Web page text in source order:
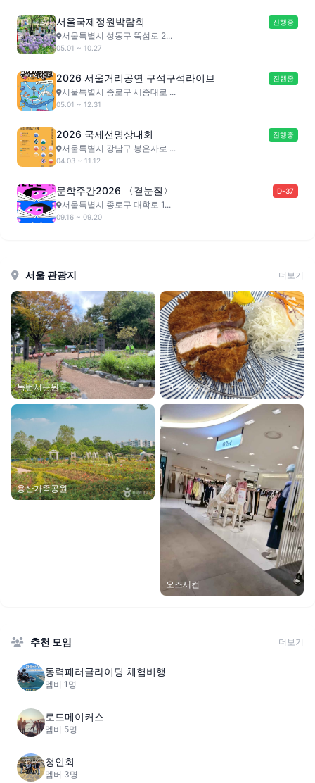
서울국제정원박람회 진행중
서울특별시 성동구 뚝섬로 2...
05.01 ~ 10.27
2026 서울거리공연 구석구석라이브 진행중
서울특별시 종로구 세종대로 ...
05.01 ~ 12.31
2026 국제선명상대회 진행중
서울특별시 강남구 봉은사로 ...
04.03 ~ 11.12
문학주간2026 〈곁눈질〉 D-37
서울특별시 종로구 대학로 1...
09.16 ~ 09.20
서울 관광지 더보기
녹번서공원 고운 돈카츠
용산가족공원
오즈세컨
추천 모임 더보기
동력패러글라이딩 체험비행
멤버 1명
로드메이커스
멤버 5명
청인회
멤버 3명